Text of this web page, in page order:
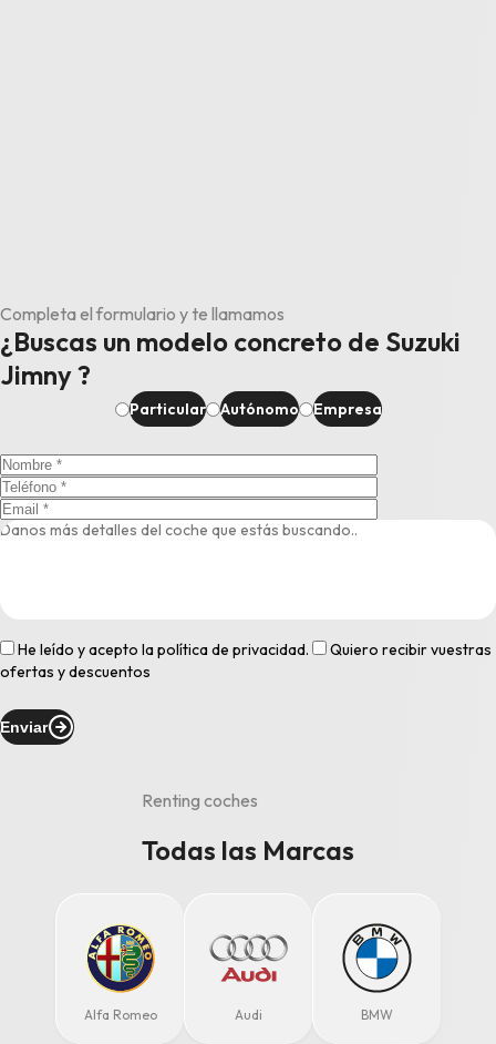
Completa el formulario y te llamamos
¿Buscas un modelo concreto de Suzuki
Jimny ?
Particular Autónomo Empresa
He leído y acepto lapolítica de privacidad.
Quiero recibir vuestras
ofertas y descuentos
Enviar
Renting coches
Todas las Marcas
Alfa Romeo Audi BMW